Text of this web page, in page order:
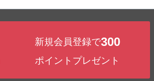
新規会員登録で300
ポイントプレゼント